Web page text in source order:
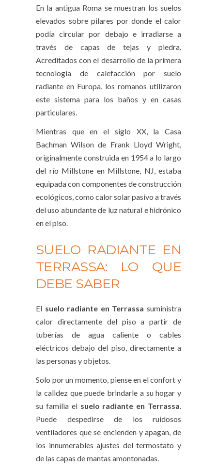
En la antigua Roma se muestran los suelos
elevados sobre pilares por donde el calor
podía circular por debajo e irradiarse a
través de capas de tejas y piedra.
Acreditados con el desarrollo de la primera
tecnología de calefacción por suelo
radiante en Europa, los romanos utilizaron
este sistema para los baños y en casas
particulares.
Mientras que en el siglo XX, la Casa
Bachman Wilson de Frank Lloyd Wright,
originalmente construida en 1954 a lo largo
del río Millstone en Millstone, NJ, estaba
equipada con componentes de construcción
ecológicos, como calor solar pasivo a través
del uso abundante de luz natural e hidrónico
en el piso.
SUELO RADIANTE EN
TERRASSA: LO QUE
DEBE SABER
El suelo radiante en Terrassa suministra
calor directamente del piso a partir de
tuberías de agua caliente o cables
eléctricos debajo del piso, directamente a
las personas y objetos.
Solo por un momento, piense en el confort y
la calidez que puede brindarle a su hogar y
su familia el suelo radiante en Terrassa.
Puede despedirse de los ruidosos
ventiladores que se encienden y apagan, de
los innumerables ajustes del termostato y
de las capas de mantas amontonadas.